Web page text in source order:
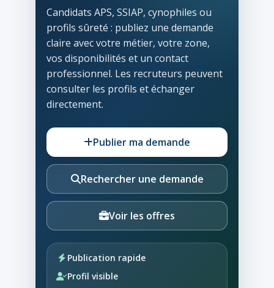
Candidats APS, SSIAP, cynophiles ou
profils sûreté : publiez une demande
claire avec votre métier, votre zone,
vos disponibilités et un contact
professionnel. Les recruteurs peuvent
consulter les profils et échanger
directement.
Publier ma demande
Rechercher une demande
Voir les offres
Publication rapide
Profil visible